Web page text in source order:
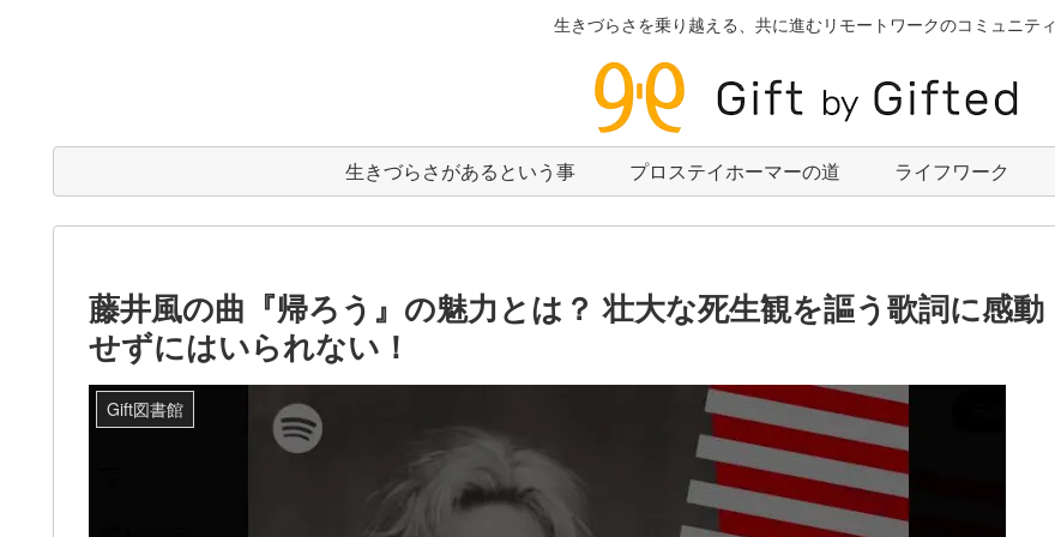
生きづらさを乗り越える、共に進むリモートワークのコミュニティ
生きづらさがあるという事 プロステイホーマーの道 ライフワーク
藤井風の曲『帰ろう』の魅力とは？ 壮大な死生観を謳う歌詞に感動
せずにはいられない！
Gift図書館